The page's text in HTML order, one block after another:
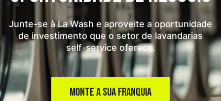
Junte-se à La Wash e aproveite a oportunidade
de investimento que o setor de lavandarias
self-service oferece.
MONTE A SUA FRANQUIA